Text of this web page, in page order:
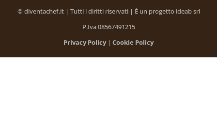
© diventachef.it | Tutti i diritti riservati | È un progetto ideab srl
P.Iva 08567491215
Privacy Policy| Cookie Policy